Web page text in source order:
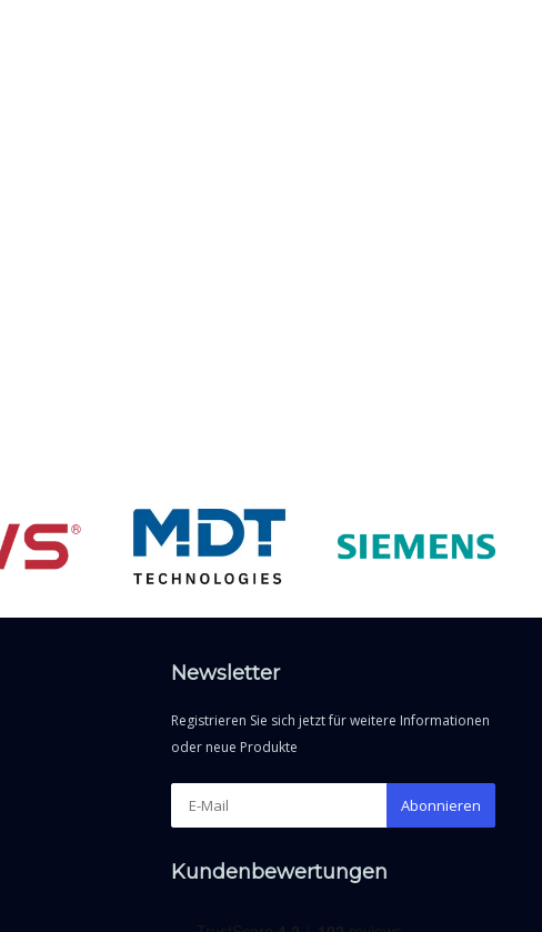
Newsletter
Registrieren Sie sich jetzt für weitere Informationen
oder neue Produkte
Abonnieren
Kundenbewertungen